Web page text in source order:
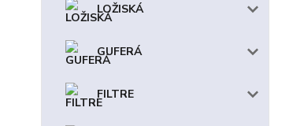
LOŽISKÁ
GUFERÁ
FILTRE